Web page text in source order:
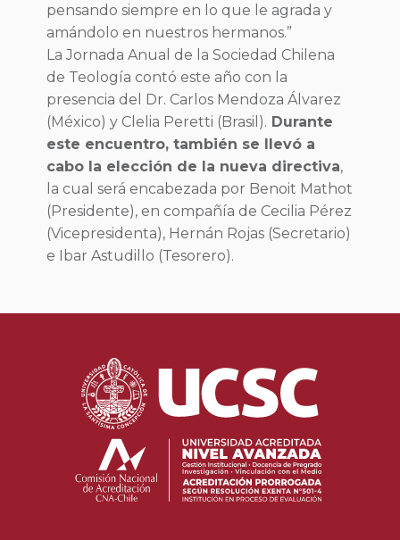
pensando siempre en lo que le agrada y
amándolo en nuestros hermanos.”
La Jornada Anual de la Sociedad Chilena
de Teología contó este año con la
presencia del Dr. Carlos Mendoza Álvarez
(México) y Clelia Peretti (Brasil). Durante
este encuentro, también se llevó a
cabo la elección de la nueva directiva,
la cual será encabezada por Benoit Mathot
(Presidente), en compañía de Cecilia Pérez
(Vicepresidenta), Hernán Rojas (Secretario)
e Ibar Astudillo (Tesorero).